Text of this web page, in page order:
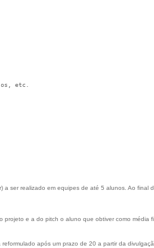
etc.
ser realizado em equipes de até 5 alunos. Ao final
e a do pitch o aluno que obtiver como média
após um prazo de 20 a partir da